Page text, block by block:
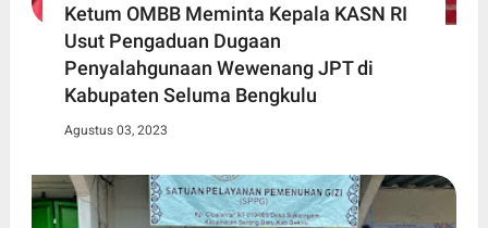
Ketum OMBB Meminta Kepala KASN RI
Usut Pengaduan Dugaan
Penyalahgunaan Wewenang JPT di
Kabupaten Seluma Bengkulu
Agustus 03, 2023